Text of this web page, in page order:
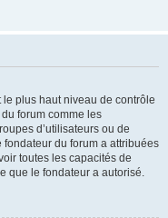
plus haut niveau de contrôle
forum comme les
d’utilisateurs ou de
du forum a attribuées
toutes les capacités de
que le fondateur a autorisé.